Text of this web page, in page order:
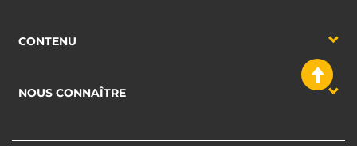
CONTENU
NOUS CONNAÎTRE